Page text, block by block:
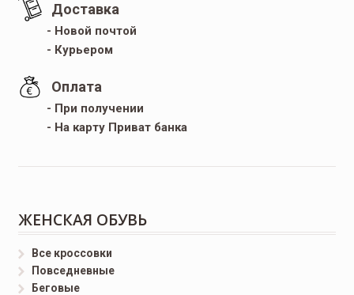
Доставка
- Новой почтой
- Курьером
Оплата
- При получении
- На карту Приват банка
ЖЕНСКАЯ ОБУВЬ
Все кроссовки
Повседневные
Беговые